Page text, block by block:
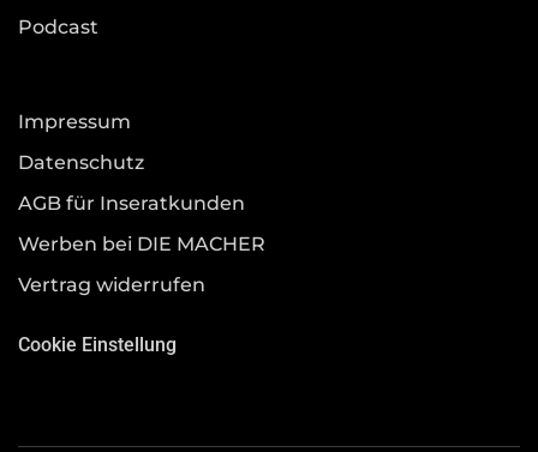
Podcast
Impressum
Datenschutz
AGB für Inseratkunden
Werben bei DIE MACHER
Vertrag widerrufen
Cookie Einstellung